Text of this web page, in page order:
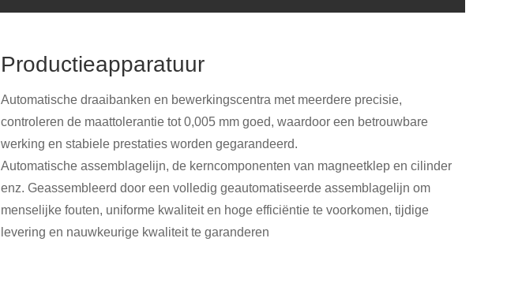
Productieapparatuur
Automatische draaibanken en bewerkingscentra met meerdere precisie,
controleren de maattolerantie tot 0,005 mm goed, waardoor een betrouwbare
werking en stabiele prestaties worden gegarandeerd.
Automatische assemblagelijn, de kerncomponenten van magneetklep en cilinder
enz. Geassembleerd door een volledig geautomatiseerde assemblagelijn om
menselijke fouten, uniforme kwaliteit en hoge efficiëntie te voorkomen, tijdige
levering en nauwkeurige kwaliteit te garanderen